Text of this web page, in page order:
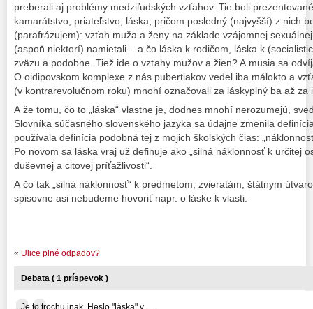
preberali aj problémy medziľudských vzťahov. Tie boli
kamarátstvo, priateľstvo, láska, pričom posledný (najvyšší) z nich
(parafrázujem): vzťah muža a ženy na základe vzájomnej
(aspoň niektorí) namietali – a čo láska k rodičom, láska k
zväzu a podobne. Tiež ide o vzťahy mužov a žien? A musia sa
O oidipovskom komplexe z nás pubertiakov vedel iba málokto a
(v kontrarevolučnom roku) mnohí označovali za láskyplný ba až za
A že tomu, čo to „láska“ vlastne je, dodnes mnohí nerozumejú,
Slovníka súčasného slovenského jazyka sa údajne zmenila
používala definícia podobná tej z mojich školských čias:
Po novom sa láska vraj už definuje ako „silná náklonnosť k určitej
duševnej a citovej príťažlivosti“.
A čo tak „silná náklonnosť“ k predmetom, zvieratám, štátnym
spisovne asi nebudeme hovoriť napr. o láske k vlasti.
« Ulice plné odpadov?
Debata ( 1 príspevok )
Je to trochu inak. Heslo "láska" v... ...